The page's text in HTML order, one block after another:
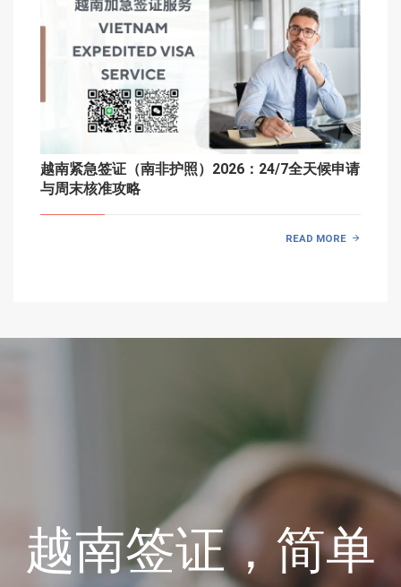
越南紧急签证（南非护照）2026：24/7全天候申请
与周末核准攻略
READ MORE
越南签证，简单